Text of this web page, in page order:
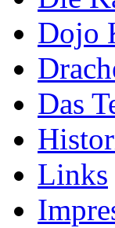
Dojo
Das
Links